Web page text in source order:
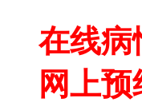
在线病
网上